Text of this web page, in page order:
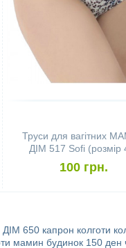
Труси для вагітних
ДІМ 517 Sofi (розмір
100 грн.
650 капрон колготи
мамин будинок 150 ден